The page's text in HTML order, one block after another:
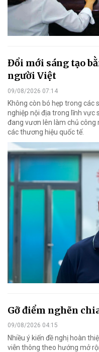
Đổi mới sáng tạo
người Việt
09/08/2026 07:14
Không còn bó hẹp trong các
nghiệp nội địa trong lĩnh vực
đang vươn lên làm chủ công
các thương hiệu quốc tế.
Gỡ điểm nghẽn
09/08/2026 04:15
Nhiều ý kiến đề nghị hoàn
viễn thông theo hướng mở